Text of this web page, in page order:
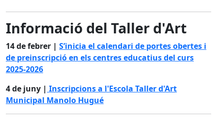
Informació del Taller d'Art
14 de febrer | S’inicia el calendari de portes obertes i
de preinscripció en els centres educatius del curs
2025-2026
4 de juny | Inscripcions a l'Escola Taller d'Art
Municipal Manolo Hugué